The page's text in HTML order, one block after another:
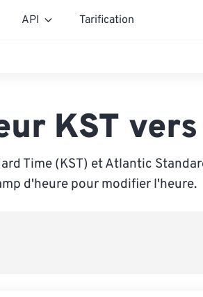
API Tarification
KST vers
Time (KST) et Atlantic
d'heure pour modifier l'heure.